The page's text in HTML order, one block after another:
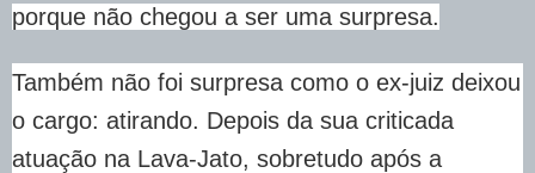
porque não chegou a ser uma surpresa.
Também não foi surpresa como o ex-juiz deixou
o cargo: atirando. Depois da sua criticada
atuação na Lava-Jato, sobretudo após a